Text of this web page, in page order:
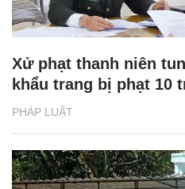
PHÁP LUẬT
Xử phạt thanh niên
khẩu trang bị phạt 10